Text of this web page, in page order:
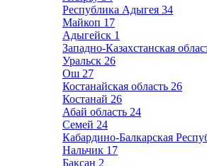
Республика Адыгея 34
Майкоп 17
Адыгейск 1
Западно-Казахстанская
Уральск 26
Ош 27
Костанайская область 26
Костанай 26
Абай область 24
Семей 24
Кабардино-Балкарская
Нальчик 17
Баксан 2